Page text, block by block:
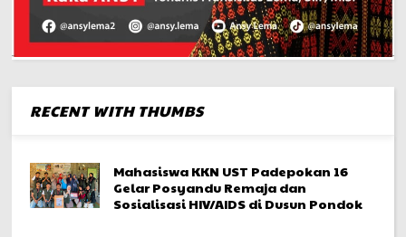
RECENT WITH THUMBS
Mahasiswa KKN UST Padepokan 16
Gelar Posyandu Remaja dan
Sosialisasi HIV/AIDS di Dusun Pondok